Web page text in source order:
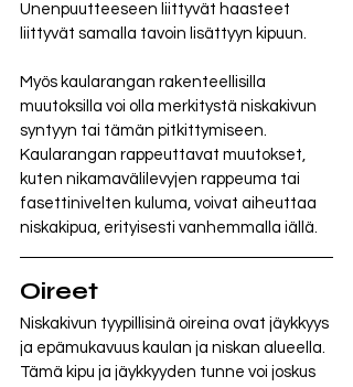
Unenpuutteeseen liittyvät haasteet
liittyvät samalla tavoin lisättyyn kipuun.
Myös kaularangan rakenteellisilla
muutoksilla voi olla merkitystä niskakivun
syntyyn tai tämän pitkittymiseen.
Kaularangan rappeuttavat muutokset,
kuten nikamavälilevyjen rappeuma tai
fasettinivelten kuluma, voivat aiheuttaa
niskakipua, erityisesti vanhemmalla iällä.
Oireet
Niskakivun tyypillisinä oireina ovat jäykkyys
ja epämukavuus kaulan ja niskan alueella.
Tämä kipu ja jäykkyyden tunne voi joskus